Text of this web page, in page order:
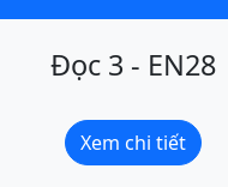
Đọc 3 - EN28
Xem chi tiết